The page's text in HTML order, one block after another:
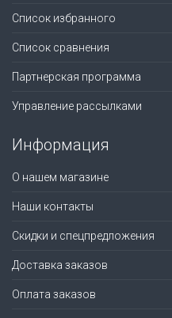
Список избранного
Список сравнения
Партнерская программа
Управление рассылками
Информация
О нашем магазине
Наши контакты
Скидки и спецпредложения
Доставка заказов
Оплата заказов